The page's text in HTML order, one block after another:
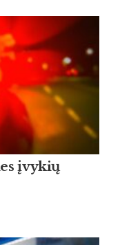
įvykių